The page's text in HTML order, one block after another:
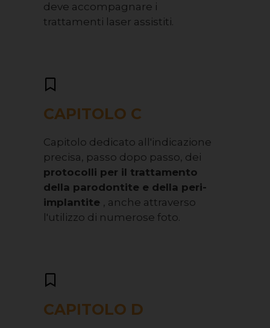
deve accompagnare i
trattamenti laser assistiti.
CAPITOLO C
Capitolo dedicato all'indicazione
precisa, passo dopo passo, dei
protocolli per il trattamento
della parodontite e della peri-
implantite , anche attraverso
l'utilizzo di numerose foto.
CAPITOLO D